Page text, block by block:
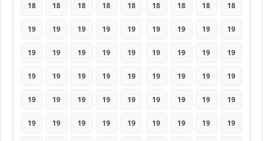
18 18 18 18 18 18 18 18 18
19 19 19 19 19 19 19 19 19
19 19 19 19 19 19 19 19 19
19 19 19 19 19 19 19 19 19
19 19 19 19 19 19 19 19 19
19 19 19 19 19 19 19 19 19